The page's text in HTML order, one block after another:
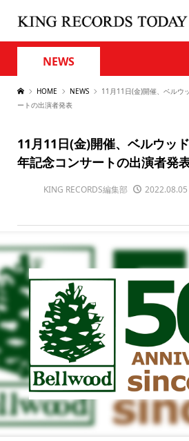
NEWS
HOME NEWS
11月11日(金)開催、ベルウ
ートの出演者発表
11月11日(金)開催、ベルウッ
年記念コンサートの出演者発
KING RECORDS編集部